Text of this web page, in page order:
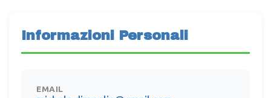
Informazioni Personali
EMAIL